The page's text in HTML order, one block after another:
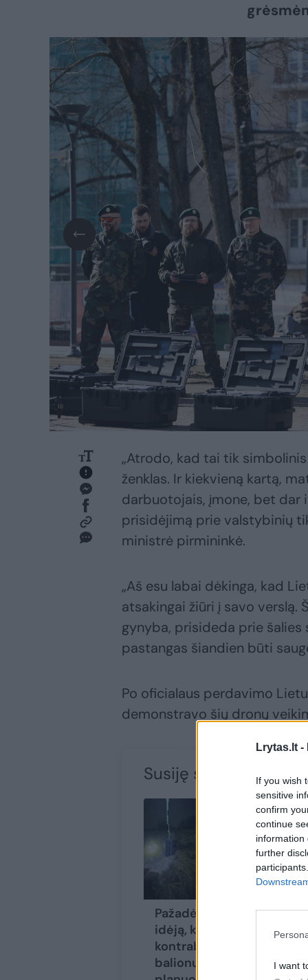
Lrytas.lt -
If you wish
sensitive
confirm
continue
information
further
I want
„Atrodo, kad tai tik
ženklas. Ir kiekvieną kartą,
darbuotojais, įmone, bet dar
prisidėjimą prie valstybinių
ministrė pirmininkė.
„Aš esu labai dėkinga, kad
atsakingai žiūri į savo verslą.
gynyba, prisideda prie
pastangas šiandien būti
Po oficialaus perdavimo
demonstravo šių dronų
Susiję straipsniai
Pažadėję milijoną už
idėją, kaip numušti
kontrabandinius
balionus, vasarį